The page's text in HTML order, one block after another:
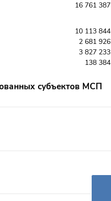
16 761 387
10 113 844
2 681 926
3 827 233
138 384
субъектов МСП